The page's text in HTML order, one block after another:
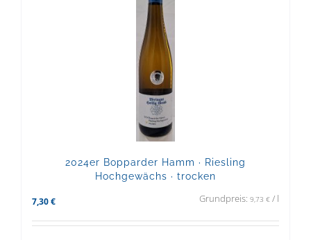
2024er Bopparder Hamm · Riesling
Hochgewächs · trocken
7,30 € Grundpreis: 9,73 € / l